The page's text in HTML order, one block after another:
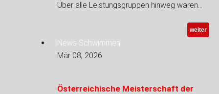
Über alle Leistungsgruppen hinweg waren…
weiter
News Schwimmen
Mär 08, 2026
Österreichische Meisterschaft der